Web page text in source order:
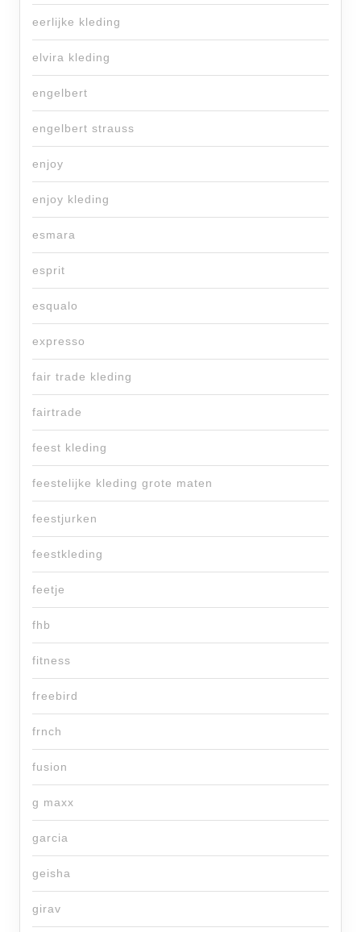
eerlijke kleding
elvira kleding
engelbert
engelbert strauss
enjoy
enjoy kleding
esmara
esprit
esqualo
expresso
fair trade kleding
fairtrade
feest kleding
feestelijke kleding grote maten
feestjurken
feestkleding
feetje
fhb
fitness
freebird
frnch
fusion
g maxx
garcia
geisha
girav